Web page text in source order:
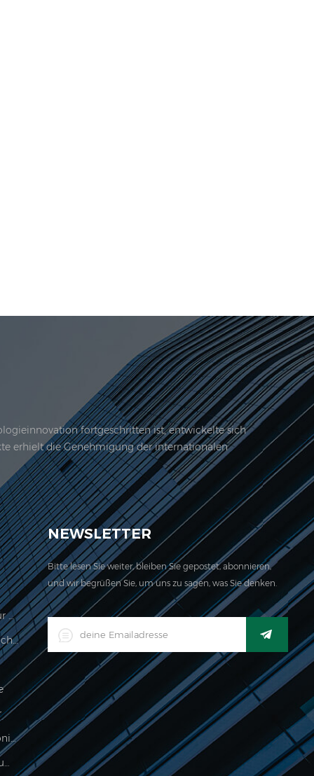
fortgeschritten ist, entwickelte sich
erhielt die Genehmigung der internationalen
für unser Unternehmen befindet sich hier. 2006
Preisberechnungswaage Legal Für Den Handel
LED-Digital-Industrieller Wasserdichter Waage-Indikator
Lebensmittelverarbeitung Elektronische Wägeanzeige
500g Elektronische Palmskala Zum Wiegen Von Schmuck
NEWSLETTER
Bitte lesen Sie weiter, bleiben Sie gepostet, abonnieren,
und wir begrüßen Sie, um uns zu sagen, was Sie denken.